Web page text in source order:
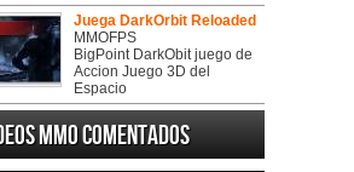
Juega DarkOrbit Reloaded
MMOFPS
BigPoint DarkObit juego de
Accion Juego 3D del
Espacio
MMO Comentados